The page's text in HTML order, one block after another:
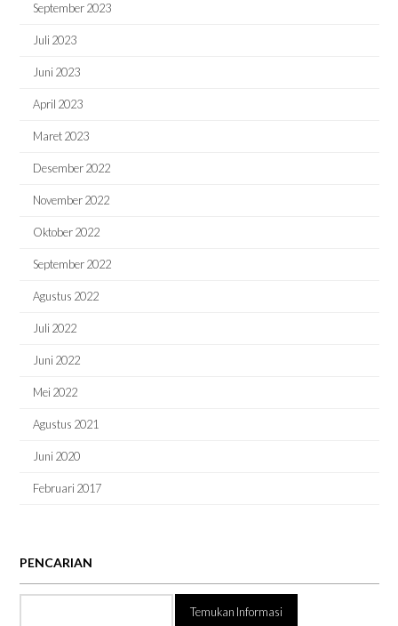
September 2023
Juli 2023
Juni 2023
April 2023
Maret 2023
Desember 2022
November 2022
Oktober 2022
September 2022
Agustus 2022
Juli 2022
Juni 2022
Mei 2022
Agustus 2021
Juni 2020
Februari 2017
PENCARIAN